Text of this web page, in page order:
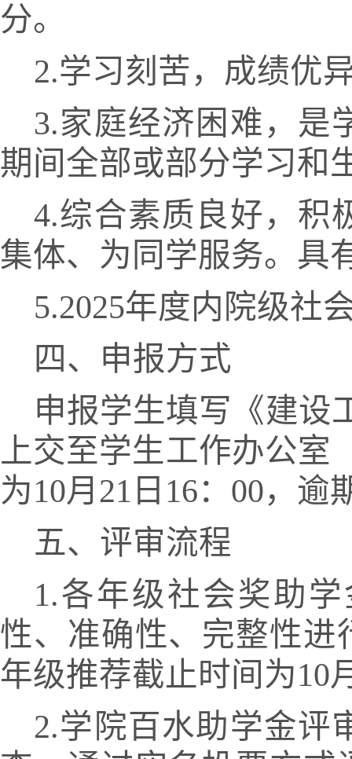
分。
2.学习刻苦，成绩优
3.家庭经济困难，是
期间全部或部分学习和
4.综合素质良好，积
集体、为同学服务。具
5.2025年度内院级社
四、申报方式
申报学生填写 《建设
上交至学生工作办公室
为10月21日16：00，逾
五、评审流程
1.各年级社会奖助
性、准确性、完整性
年级推荐截止时间为10
2.学院百水助学金评